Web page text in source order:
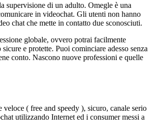
supervisione di un adulto. Omegle è una
in videochat. Gli utenti non hanno
chat che mette in contatto due sconosciuti.
globale, ovvero potrai facilmente
e protette. Puoi cominciare adesso senza
conto. Nascono nuove professioni e quelle
veloce ( free and speedy ), sicuro, canale serio
utilizzando Internet ed i consumer messi a